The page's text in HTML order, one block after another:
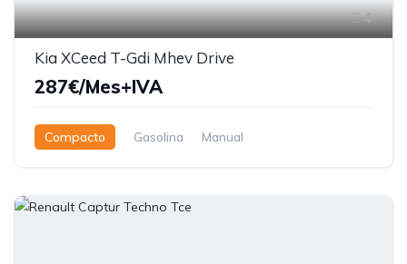
4
Kia XCeed T-Gdi Mhev Drive
287€/Mes+IVA
Compacto Gasolina Manual